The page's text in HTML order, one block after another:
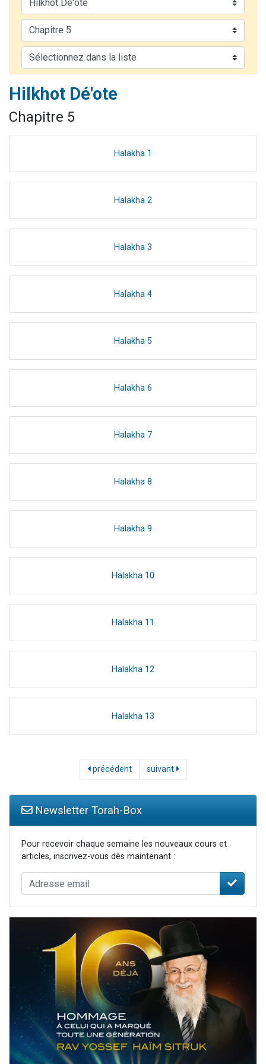
4 personnes viennent de nous rejoindre sur WhatsApp
Il reste 49 places pour étudier en groupe sur Zoom
Eva vient de donner son Maasser
Hilkhot Dé'ote
Chapitre 5
Halakha 1
Halakha 2
Halakha 3
Halakha 4
Halakha 5
Halakha 6
Halakha 7
Halakha 8
Halakha 9
Halakha 10
Halakha 11
Halakha 12
Halakha 13
précédent suivant
Newsletter Torah-Box
Pour recevoir chaque semaine les nouveaux cours et
articles, inscrivez-vous dès maintenant :